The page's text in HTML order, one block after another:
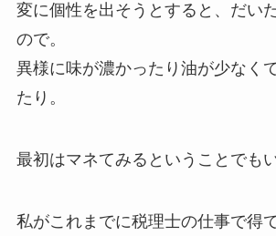
変に個性を出そうとすると、だい
ので。
異様に味が濃かったり油が少なく
たり。
最初はマネてみるということでも
私がこれまでに税理士の仕事で得